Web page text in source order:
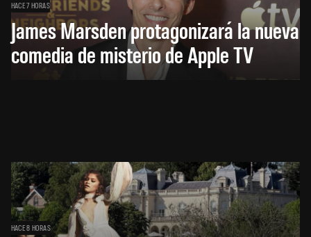
HACE 7 HORAS
James Marsden protagonizará la nueva
comedia de misterio de Apple TV
HACE 8 HORAS